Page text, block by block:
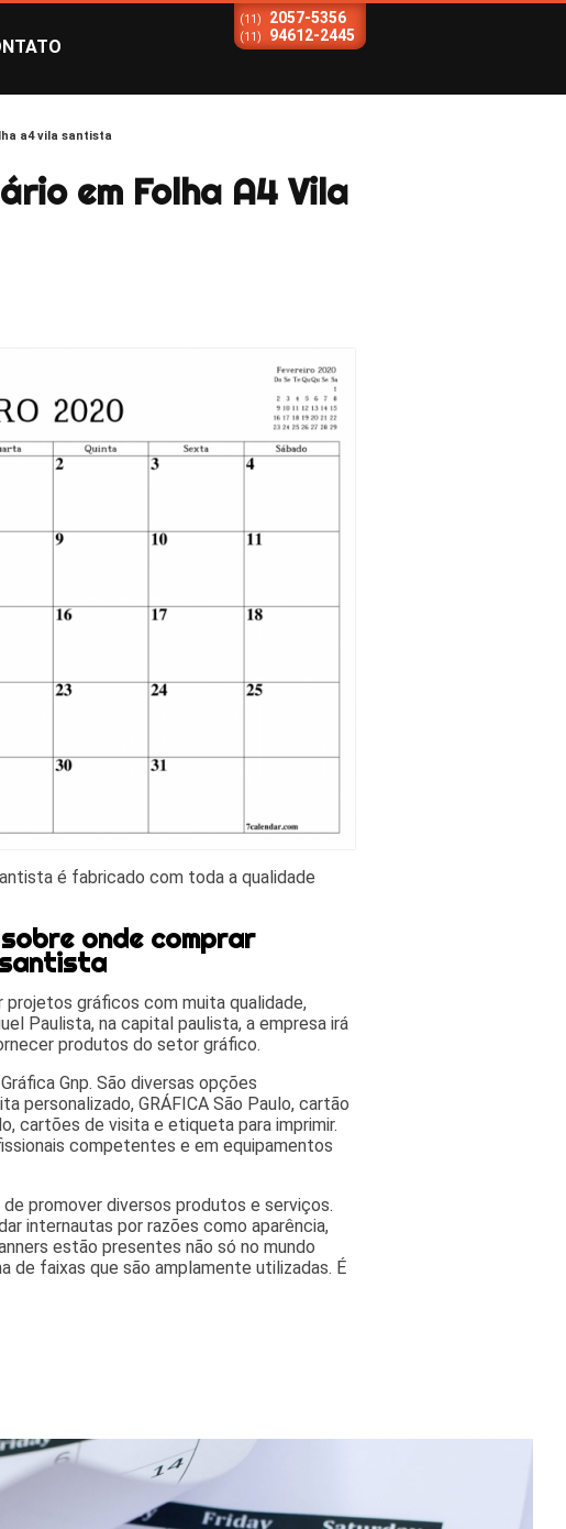
(11) 2057-5356
(11) 94612-2445
a4 vila santista
em Folha A4 Vila
é fabricado com toda a qualidade
onde comprar
projetos gráficos com muita qualidade,
Paulista, na capital paulista, a empresa irá
produtos do setor gráfico.
Gnp. São diversas opções
personalizado, GRÁFICA São Paulo, cartão
cartões de visita e etiqueta para imprimir.
competentes e em equipamentos
promover diversos produtos e serviços.
internautas por razões como aparência,
estão presentes não só no mundo
de faixas que são amplamente utilizadas. É